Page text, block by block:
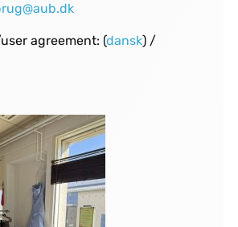
agreement: (dansk) /